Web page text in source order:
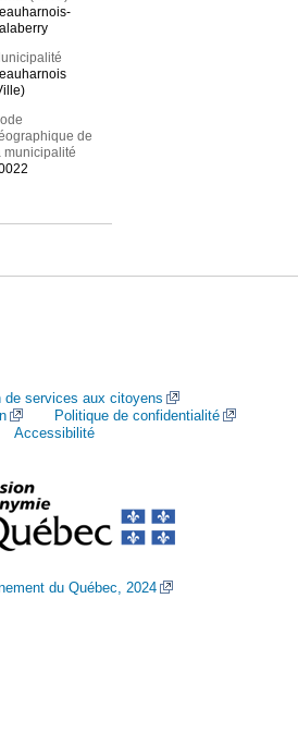
de
municipalité
de services aux citoyens
Politique de confidentialité
Accessibilité
du Québec, 2024